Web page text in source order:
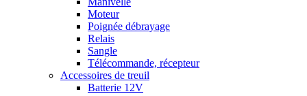
Moteur
Poignée débrayage
Relais
Sangle
Télécommande, récepteur
Accessoires de treuil
Batterie 12V